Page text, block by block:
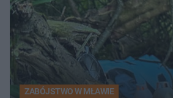
ZABÓJSTWO W MŁAWIE